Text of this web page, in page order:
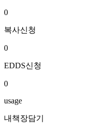
0
복사신청
0
EDDS신청
0
usage
내책장담기